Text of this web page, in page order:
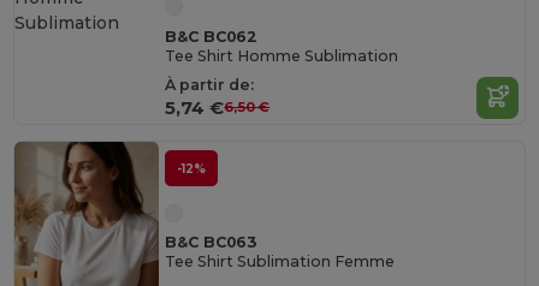
B&C BC062
Tee Shirt Homme Sublimation
À partir de:
5,74 €6,50 €
-12%
B&C BC063
Tee Shirt Sublimation Femme